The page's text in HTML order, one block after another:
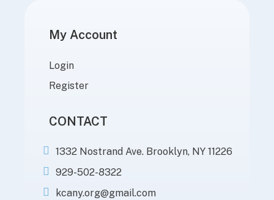
My Account
Login
Register
CONTACT
1332 Nostrand Ave. Brooklyn, NY 11226
929-502-8322
kcany.org@gmail.com